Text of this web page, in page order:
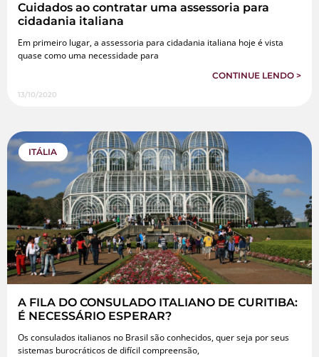
Cuidados ao contratar uma assessoria para
cidadania italiana
Em primeiro lugar, a assessoria para cidadania italiana hoje é vista
quase como uma necessidade para
CONTINUE LENDO >
13/10/2020
ITÁLIA
A FILA DO CONSULADO ITALIANO DE CURITIBA:
É NECESSÁRIO ESPERAR?
Os consulados italianos no Brasil são conhecidos, quer seja por seus
sistemas burocráticos de difícil compreensão,